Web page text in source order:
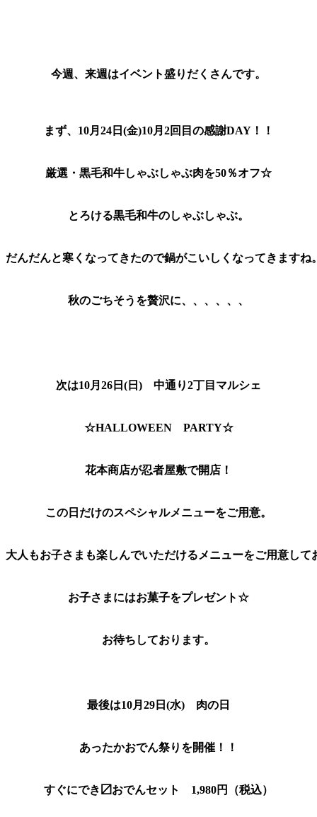
今週、来週はイベント盛りだくさんです。
まず、10月24日(金)10月2回目の感謝DAY！！
厳選・黒毛和牛しゃぶしゃぶ肉を50％オフ☆
とろける黒毛和牛のしゃぶしゃぶ。
だんだんと寒くなってきたので鍋がこいしくなってきますね
秋のごちそうを贅沢に、、、、、、
次は10月26日(日)　中通り2丁目マルシェ
☆HALLOWEEN　PARTY☆
花本商店が忍者屋敷で開店！
この日だけのスペシャルメニューをご用意。
大人もお子さまも楽しんでいただけるメニューをご用意して
お子さまにはお菓子をプレゼント☆
お待ちしております。
最後は10月29日(水)　肉の日
あったかおでん祭りを開催！！
すぐにでき〼おでんセット　1,980円（税込）